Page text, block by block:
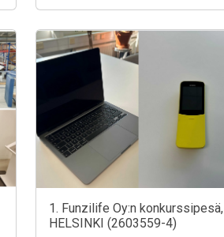
1. Funzilife Oy:n konkurssipesä,
HELSINKI (2603559-4)